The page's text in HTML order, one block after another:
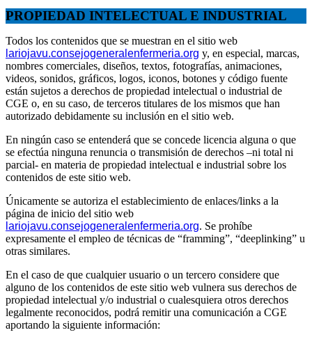
PROPIEDAD INTELECTUAL E INDUSTRIAL
Todos los contenidos que se muestran en el sitio web
lariojavu.consejogeneralenfermeria.org y, en especial, marcas,
nombres comerciales, diseños, textos, fotografías, animaciones,
videos, sonidos, gráficos, logos, iconos, botones y código fuente
están sujetos a derechos de propiedad intelectual o industrial de
CGE o, en su caso, de terceros titulares de los mismos que han
autorizado debidamente su inclusión en el sitio web.
En ningún caso se entenderá que se concede licencia alguna o que
se efectúa ninguna renuncia o transmisión de derechos –ni total ni
parcial- en materia de propiedad intelectual e industrial sobre los
contenidos de este sitio web.
Únicamente se autoriza el establecimiento de enlaces/links a la
página de inicio del sitio web
lariojavu.consejogeneralenfermeria.org. Se prohíbe
expresamente el empleo de técnicas de “framming”, “deeplinking” u
otras similares.
En el caso de que cualquier usuario o un tercero considere que
alguno de los contenidos de este sitio web vulnera sus derechos de
propiedad intelectual y/o industrial o cualesquiera otros derechos
legalmente reconocidos, podrá remitir una comunicación a CGE
aportando la siguiente información: